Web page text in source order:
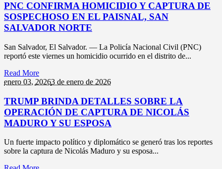
PNC CONFIRMA HOMICIDIO Y CAPTURA DE
SOSPECHOSO EN EL PAISNAL, SAN
SALVADOR NORTE
San Salvador, El Salvador. — La Policía Nacional Civil (PNC)
reportó este viernes un homicidio ocurrido en el distrito de...
Read More
enero 03, 20263 de enero de 2026
TRUMP BRINDA DETALLES SOBRE LA
OPERACIÓN DE CAPTURA DE NICOLÁS
MADURO Y SU ESPOSA
Un fuerte impacto político y diplomático se generó tras los reportes
sobre la captura de Nicolás Maduro y su esposa...